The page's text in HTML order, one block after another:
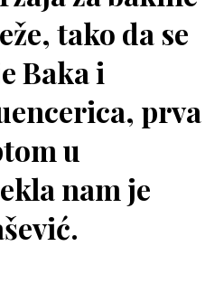
tako da se
Baka i
prva
u
nam je